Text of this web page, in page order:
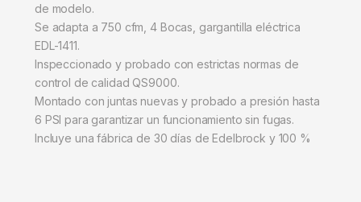
de modelo.
Se adapta a 750 cfm, 4 Bocas, gargantilla eléctrica
EDL-1411.
Inspeccionado y probado con estrictas normas de
control de calidad QS9000.
Montado con juntas nuevas y probado a presión hasta
6 PSI para garantizar un funcionamiento sin fugas.
Incluye una fábrica de 30 días de Edelbrock y 100 %